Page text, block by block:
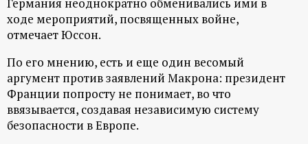
р
т
а
л
ходе мероприятий, посвященных войне,
отмечает Юссон.
По его мнению, есть и еще один весомый
аргумент против заявлений Макрона: президент
Франции попросту не понимает, во что
ввязывается, создавая независимую систему
безопасности в Европе.